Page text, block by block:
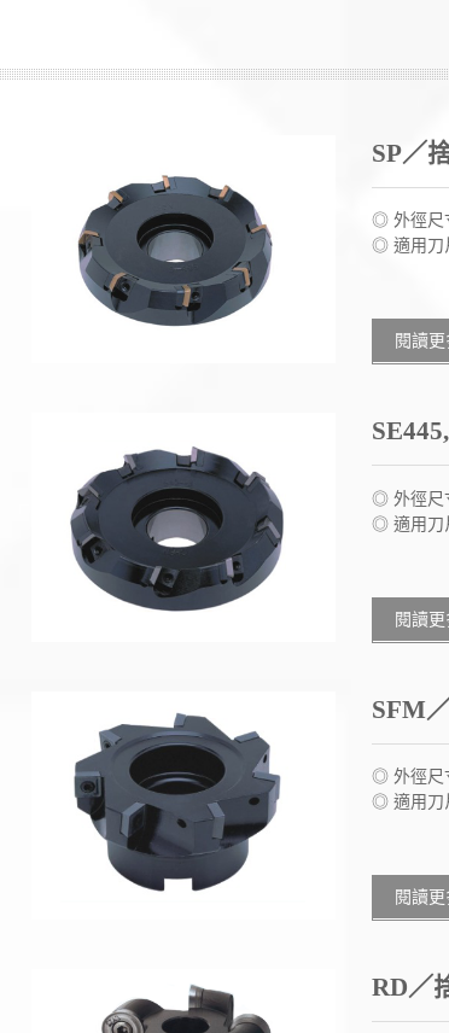
SP／
◎ 外徑尺
◎ 適用刀
閱讀更
◎ 外徑尺
◎ 適用刀
閱讀更
SFM
◎ 外徑尺
◎ 適用刀
閱讀更
RD／